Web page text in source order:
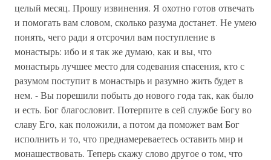
целый месяц. Прошу извинения. Я охотно готов отвечать
и помогать вам словом, сколько разума достанет. Не умею
понять, чего ради я отсрочил вам поступление в
монастырь: ибо и я так же думаю, как и вы, что
монастырь лучшее место для содевания спасения, кто с
разумом поступит в монастырь и разумно жить будет в
нем. - Вы порешили побыть до нового года так, как было
и есть. Бог благословит. Потерпите в сей службе Богу во
славу Его, как положили, а потом да поможет вам Бог
исполнить и то, что преднамереваетесь оставить мир и
монашествовать. Теперь скажу слово другое о том, что